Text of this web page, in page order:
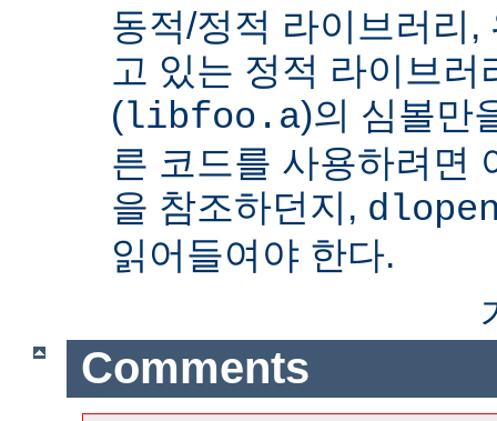
동적/정적 라이브러리,
고 있는 정적 라이브러
(libfoo.a)의 심볼만
른 코드를 사용하려면
을 참조하던지,
읽어들여야 한다.
Comments